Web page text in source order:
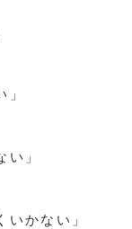
」
い」
いかない」